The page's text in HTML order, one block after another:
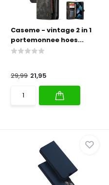
Caseme - vintage 2 in 1
portemonnee hoes...
29,99 21,95